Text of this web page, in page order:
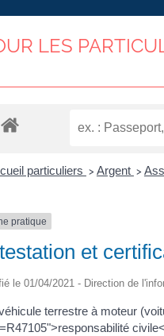
LES
particuliers > Argent >
pratique
et
le 01/04/2021 - Direction de
terrestre à moteur